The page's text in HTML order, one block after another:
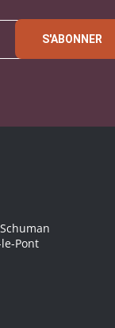
S'ABONNER
Pont